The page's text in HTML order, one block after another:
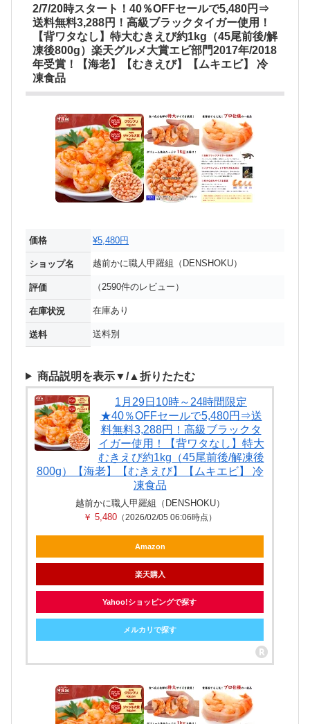
2/7/20時スタート！40％OFFセールで5,480円⇒
送料無料3,288円！高級ブラックタイガー使用！
【背ワタなし】特大むきえび約1kg（45尾前後/解
凍後800g）楽天グルメ大賞エビ部門2017年/2018
年受賞！【海老】【むきえび】【ムキエビ】 冷
凍食品
価格 ¥5,480円
ショップ名 越前かに職人甲羅組（DENSHOKU）
評価 （2590件のレビュー）
在庫状況 在庫あり
送料 送料別
商品説明を表示▼/▲折りたたむ
1月29日10時～24時間限定
★40％OFFセールで5,480円⇒送
料無料3,288円！高級ブラックタ
イガー使用！【背ワタなし】特大
むきえび約1kg（45尾前後/解凍後
800g）【海老】【むきえび】【ムキエビ】 冷
凍食品
越前かに職人甲羅組（DENSHOKU）
￥ 5,480 （2026/02/05 06:06時点）
Amazon
楽天購入
Yahoo!ショッピングで探す
メルカリで探す